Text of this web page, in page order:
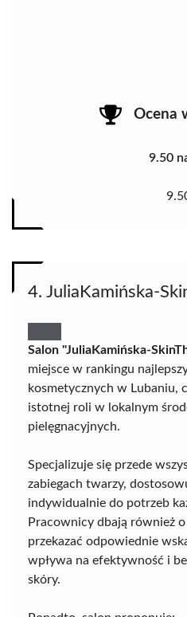
Ocena
9.50
4. JuliaKamińska-
Salon "JuliaKamińska-
miejsce w rankingu
kosmetycznych w Lubaniu,
istotnej roli w lokalnym
pielęgnacyjnych.
Specjalizuje się przede
zabiegach twarzy,
indywidualnie do potrzeb
Pracownicy dbają również
przekazać odpowiednie
wpływa na efektywność i
skóry.